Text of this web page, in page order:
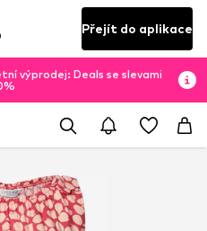
Přejít do aplikace
výprodej: Deals se slevami